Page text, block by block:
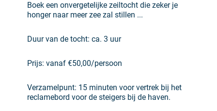
Boek een onvergetelijke zeiltocht die zeker je
honger naar meer zee zal stillen ...
Duur van de tocht: ca. 3 uur
Prijs: vanaf €50,00/persoon
Verzamelpunt: 15 minuten voor vertrek bij het
reclamebord voor de steigers bij de haven.